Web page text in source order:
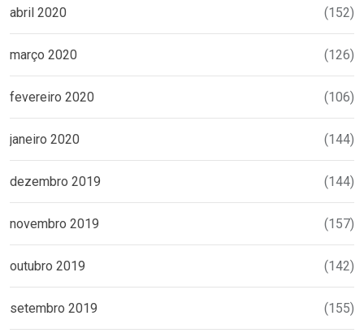
abril 2020 (152)
março 2020 (126)
fevereiro 2020 (106)
janeiro 2020 (144)
dezembro 2019 (144)
novembro 2019 (157)
outubro 2019 (142)
setembro 2019 (155)